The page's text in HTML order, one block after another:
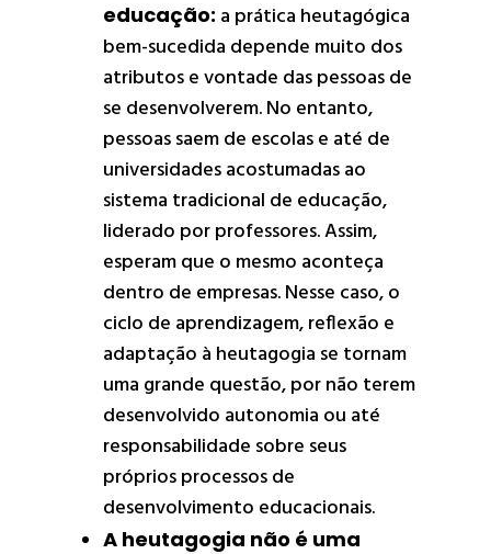
educação: a prática heutagógica
bem-sucedida depende muito dos
atributos e vontade das pessoas de
se desenvolverem. No entanto,
pessoas saem de escolas e até de
universidades acostumadas ao
sistema tradicional de educação,
liderado por professores. Assim,
esperam que o mesmo aconteça
dentro de empresas. Nesse caso, o
ciclo de aprendizagem, reflexão e
adaptação à heutagogia se tornam
uma grande questão, por não terem
desenvolvido autonomia ou até
responsabilidade sobre seus
próprios processos de
desenvolvimento educacionais.
A heutagogia não é uma